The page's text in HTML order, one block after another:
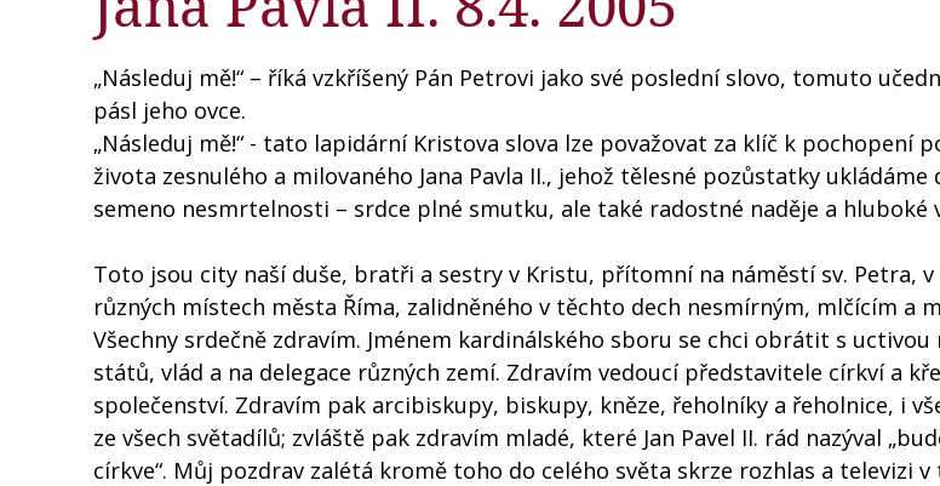
„Následuj mě!“ – říká vzkříšený Pán Petrovi jako své poslední slovo, tomuto
pásl jeho ovce.
„Následuj mě!“ - tato lapidární Kristova slova lze považovat za klíč k pochopení
života zesnulého a milovaného Jana Pavla II., jehož tělesné pozůstatky ukládáme
semeno nesmrtelnosti – srdce plné smutku, ale také radostné naděje a hluboké
Toto jsou city naší duše, bratři a sestry v Kristu, přítomní na náměstí sv. Petra,
různých místech města Říma, zalidněného v těchto dech nesmírným, mlčícím a
Všechny srdečně zdravím. Jménem kardinálského sboru se chci obrátit s uctivou
států, vlád a na delegace různých zemí. Zdravím vedoucí představitele církví a
společenství. Zdravím pak arcibiskupy, biskupy, kněze, řeholníky a řeholnice, i
ze všech světadílů; zvláště pak zdravím mladé, které Jan Pavel II. rád nazýval
církve“. Můj pozdrav zalétá kromě toho do celého světa skrze rozhlas a televizi